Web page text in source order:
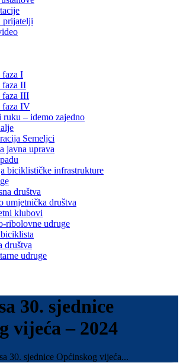
prijatelji
faza I
faza II
faza III
faza IV
ruku – idemo zajedno
Semeljci
javna uprava
biciklističke infrastrukture
društva
umjetnička društva
klubovi
ribolovne udruge
društva
udruge
30. sjednice
vijeća – 2024
30. sjednice Općinskog vijeća...